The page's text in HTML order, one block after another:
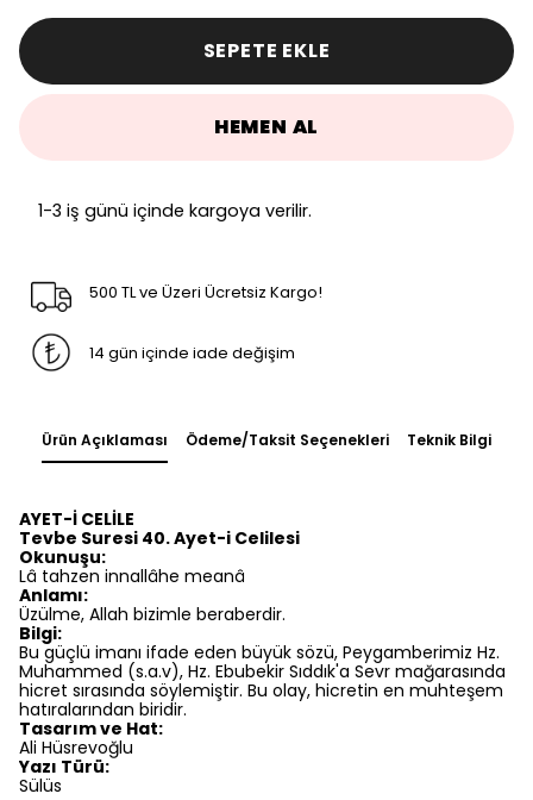
SEPETE EKLE
HEMEN AL
1-3 iş günü içinde kargoya verilir.
500 TL ve Üzeri Ücretsiz Kargo!
14 gün içinde iade değişim
Ürün Açıklaması Ödeme/Taksit Seçenekleri Teknik Bilgi
AYET-İ CELİLE
Tevbe Suresi 40. Ayet-i Celilesi
Okunuşu:
Lâ tahzen innallâhe meanâ
Anlamı:
Üzülme, Allah bizimle beraberdir.
Bilgi:
Bu güçlü imanı ifade eden büyük sözü, Peygamberimiz Hz.
Muhammed (s.a.v), Hz. Ebubekir Sıddık'a Sevr mağarasında
hicret sırasında söylemiştir. Bu olay, hicretin en muhteşem
hatıralarından biridir.
Tasarım ve Hat:
Ali Hüsrevoğlu
Yazı Türü:
Sülüs